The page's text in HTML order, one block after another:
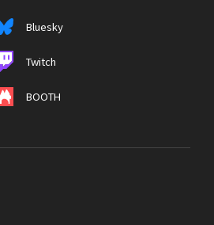
Bluesky
Twitch
BOOTH